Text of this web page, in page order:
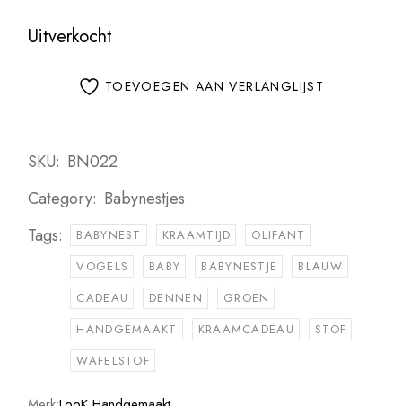
Uitverkocht
TOEVOEGEN AAN VERLANGLIJST
SKU: BN022
Category: Babynestjes
Tags:
BABYNEST KRAAMTIJD
OLIFANT
VOGELS
BABY BABYNESTJE
BLAUW
CADEAU
DENNEN
GROEN
HANDGEMAAKT
KRAAMCADEAU
STOF
WAFELSTOF